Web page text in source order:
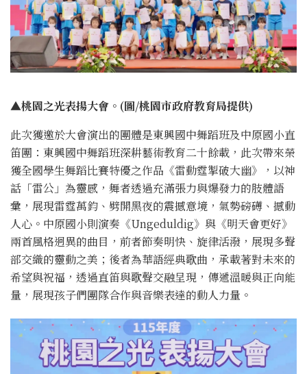
▲桃園之光表揚大會。(圖/桃園市政府教育局提供)
此次獲邀於大會演出的團體是東興國中舞蹈班及中原國小直
笛團：東興國中舞蹈班深耕藝術教育二十餘載，此次帶來榮
獲全國學生舞蹈比賽特優之作品《雷動霆掣破大幽》，以神
話「雷公」為靈感，舞者透過充滿張力與爆發力的肢體語
彙，展現雷霆萬鈞、劈開黑夜的震撼意境，氣勢磅礡、撼動
人心。中原國小則演奏《Ungeduldig》與《明天會更好》
兩首風格迥異的曲目，前者節奏明快、旋律活潑，展現多聲
部交織的靈動之美；後者為華語經典歌曲，承載著對未來的
希望與祝福，透過直笛與歌聲交融呈現，傳遞溫暖與正向能
量，展現孩子們團隊合作與音樂表達的動人力量。